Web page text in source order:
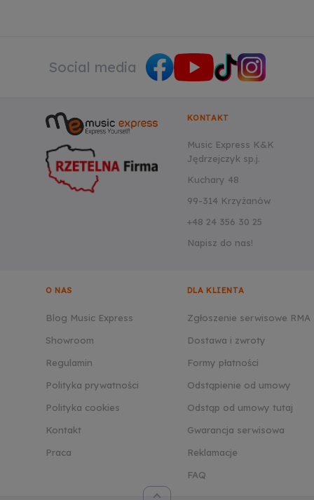
Social media
KONTAKT
Music Express K&K
Jędrzejczyk sp.j.
Kuchary 48
99-314 Krzyżanów
+48 24 356 30 25
Napisz do nas!
O NAS
Blog Music Express
Showroom
Regulamin
Polityka prywatności
Polityka cookies
Kontakt
Praca
DLA KLIENTA
Zgłoszenie serwisowe RMA
Dostawa i zwroty
Formy płatności
Odstąpienie od umowy
Odstąp od umowy tutaj
Gwarancja serwisowa
Reklamacje
FAQ